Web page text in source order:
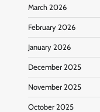
March 2026
February 2026
January 2026
December 2025
November 2025
October 2025